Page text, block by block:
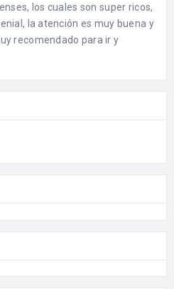
los cuales son super ricos,
la atención es muy buena y
recomendado para ir y